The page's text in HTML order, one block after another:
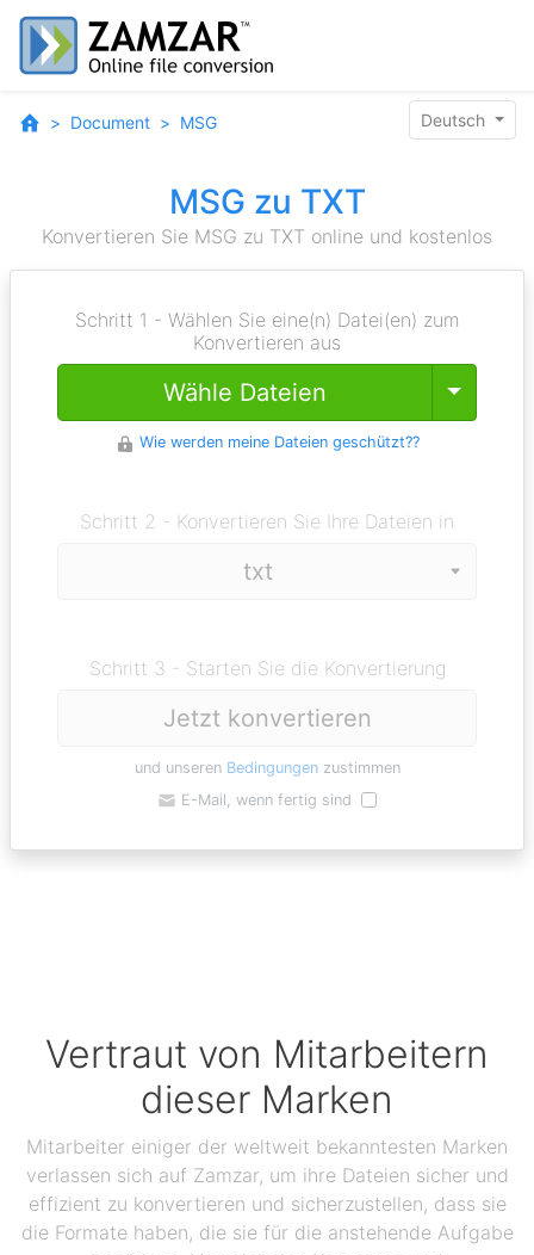
Document MSG Deutsch
MSG zu TXT
Konvertieren Sie MSG zu TXT online und kostenlos
Schritt 1 - Wählen Sie eine(n) Datei(en) zum
Konvertieren aus
Wähle Dateien Toggle
Wie werden meine Dateien geschützt??
Schritt 2 - Konvertieren Sie Ihre Dateien in
Schritt 3 - Starten Sie die Konvertierung
Jetzt konvertieren
und unseren Bedingungenzustimmen
E-Mail, wenn fertig sind
Vertraut von Mitarbeitern
dieser Marken
Mitarbeiter einiger der weltweit bekanntesten Marken
verlassen sich auf Zamzar, um ihre Dateien sicher und
effizient zu konvertieren und sicherzustellen, dass sie
die Formate haben, die sie für die anstehende Aufgabe